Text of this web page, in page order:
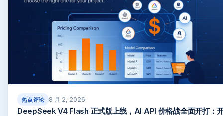
热点评论 8 月 2, 2026
DeepSeek V4 Flash 正式版上线，AI API 价格战全面开打：